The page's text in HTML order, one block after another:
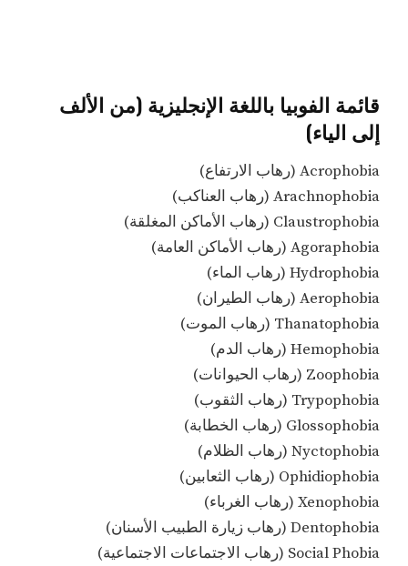
قائمة الفوبيا باللغة الإنجليزية (من الألف
إلى الياء)
Acrophobia (رهاب الارتفاع)
Arachnophobia (رهاب العناكب)
Claustrophobia (رهاب الأماكن المغلقة)
Agoraphobia (رهاب الأماكن العامة)
Hydrophobia (رهاب الماء)
Aerophobia (رهاب الطيران)
Thanatophobia (رهاب الموت)
Hemophobia (رهاب الدم)
Zoophobia (رهاب الحيوانات)
Trypophobia (رهاب الثقوب)
Glossophobia (رهاب الخطابة)
Nyctophobia (رهاب الظلام)
Ophidiophobia (رهاب الثعابين)
Xenophobia (رهاب الغرباء)
Dentophobia (رهاب زيارة الطبيب الأسنان)
Social Phobia (رهاب الاجتماعات الاجتماعية)